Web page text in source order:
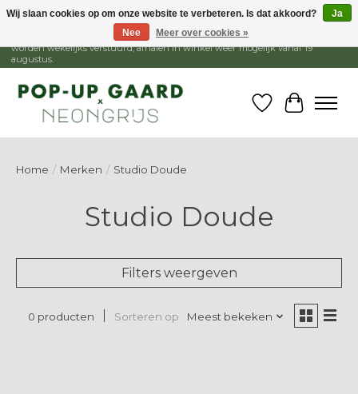
1 - 15 augustus is de winkel gesloten, webshop blijft open. Bestellingen
worden wekelijks verstuurd, afhalen in winkel weer mogelijk vanaf 19
augustus.
Verlanglijst
Home / Merken / Studio Doude
Studio Doude
Filters weergeven
0 producten Sorteren op Meest bekeken
Wij slaan cookies op om onze website te verbeteren. Is dat akkoord?
Ja
Nee
Meer over cookies »